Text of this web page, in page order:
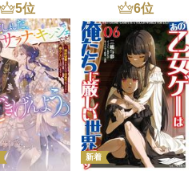
5位 6位
新着